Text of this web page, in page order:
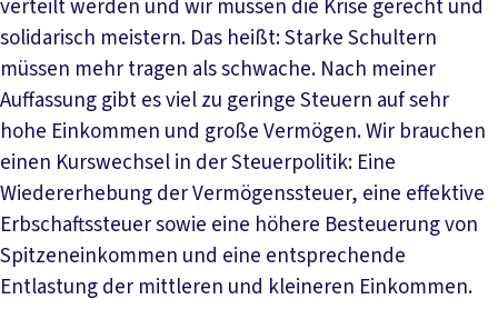
verteilt werden und wir müssen die Krise gerecht und
solidarisch meistern. Das heißt: Starke Schultern
müssen mehr tragen als schwache. Nach meiner
Auffassung gibt es viel zu geringe Steuern auf sehr
hohe Einkommen und große Vermögen. Wir brauchen
einen Kurswechsel in der Steuerpolitik: Eine
Wiedererhebung der Vermögenssteuer, eine effektive
Erbschaftssteuer sowie eine höhere Besteuerung von
Spitzeneinkommen und eine entsprechende
Entlastung der mittleren und kleineren Einkommen.